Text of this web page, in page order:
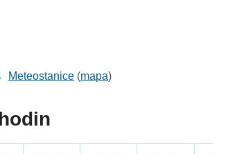
Meteostanice (mapa)